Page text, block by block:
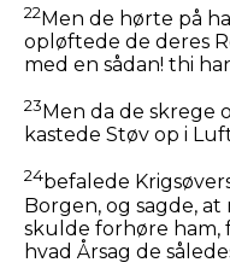
22Men de hørte på
opløftede de deres
med en sådan! thi
23 Men da de skrege
kastede Støv op i
24befalede
Borgen, og sagde,
skulde forhøre ham,
hvad Årsag de